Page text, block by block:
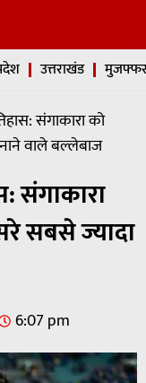
उत्तराखंड
संगाकारा को
वाले बल्लेबाज
संगाकारा
सबसे ज्यादा
6:07 pm